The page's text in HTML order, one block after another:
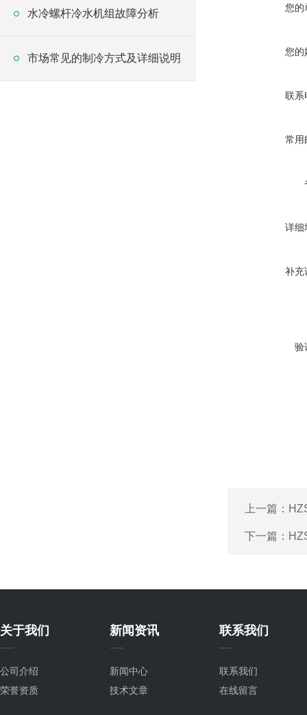
水冷螺杆冷水机组故障分析
市场常见的制冷方式及详细说明
您的
您的
联系
常用
详细
补充
验
上一篇：
下一篇：
关于我们
公司介绍
荣誉资质
新闻资讯
新闻中心
技术文章
联系我们
联系我们
在线留言